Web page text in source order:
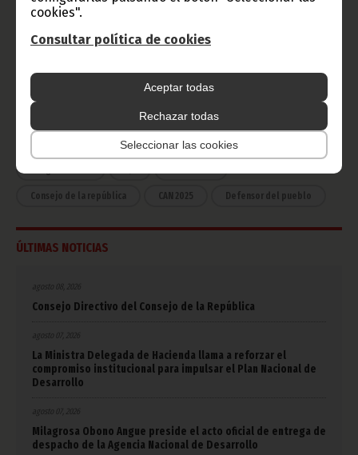
cookies".
Consultar política de cookies
Aceptar todas
Rechazar todas
Seleccionar las cookies
CATEGORÍAS
Noticias Gobierno
Presidencia
África
Deportes Vicepresidencia
Cultura Estadísticas
Gente GE 50 Aniversario Independencia
Consejo de la república CAN 2025 Defensor del pueblo
ÚLTIMAS NOTICIAS
agosto 08, 2026
Consejo Directivo del Consejo de la República
agosto 07, 2026
La Ministra Delegada de Hacienda llama a reforzar el
compromiso institucional para impulsar el Plan Nacional de
Desarrollo
agosto 07, 2026
Milagrosa Obono Angue preside el acto oficial de entrega de
despacho de la Agencia Nacional de Desarrollo